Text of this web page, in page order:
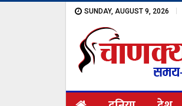
SUNDAY, AUGUST 9, 2026